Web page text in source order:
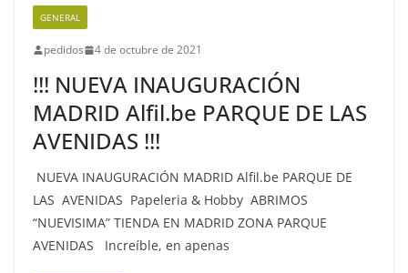
GENERAL
pedidos 4 de octubre de 2021
!!! NUEVA INAUGURACIÓN
MADRID Alfil.be PARQUE DE LAS
AVENIDAS !!!
NUEVA INAUGURACIÓN MADRID Alfil.be PARQUE DE
LAS AVENIDAS Papeleria & Hobby ABRIMOS
“NUEVISIMA” TIENDA EN MADRID ZONA PARQUE
AVENIDAS Increíble, en apenas